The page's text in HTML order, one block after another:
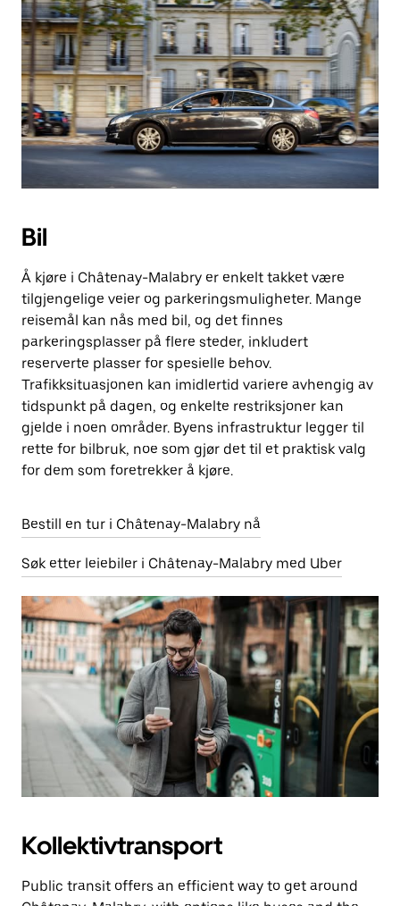
Bil
Å kjøre i Châtenay-Malabry er enkelt takket være
tilgjengelige veier og parkeringsmuligheter. Mange
reisemål kan nås med bil, og det finnes
parkeringsplasser på flere steder, inkludert
reserverte plasser for spesielle behov.
Trafikksituasjonen kan imidlertid variere avhengig av
tidspunkt på dagen, og enkelte restriksjoner kan
gjelde i noen områder. Byens infrastruktur legger til
rette for bilbruk, noe som gjør det til et praktisk valg
for dem som foretrekker å kjøre.
Bestill en tur i Châtenay-Malabry nå
Søk etter leiebiler i Châtenay-Malabry med Uber
Kollektivtransport
Public transit offers an efficient way to get around